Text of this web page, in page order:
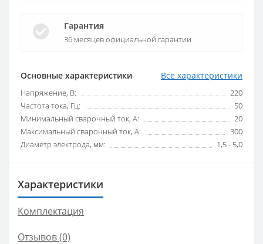
Основные характеристики Все характеристики
Напряжение, В:
220
Частота тока, Гц:
50
Минимальный сварочный ток, А:
20
Максимальный сварочный ток, А:
300
Диаметр электрода, мм:
1,5 - 5,0
Гарантия
36 месяцев официальной гарантии
Характеристики
Комплектация
Отзывов (0)